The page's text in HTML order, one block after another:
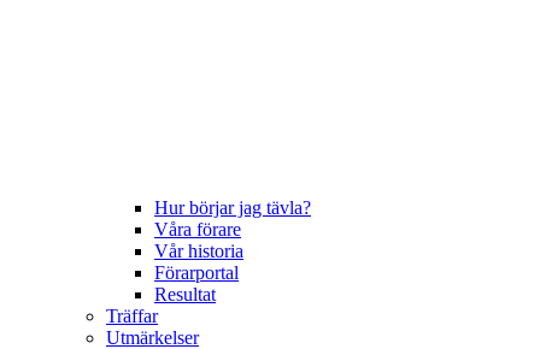
Hur börjar jag tävla?
Våra förare
Vår historia
Förarportal
Resultat
Träffar
Utmärkelser